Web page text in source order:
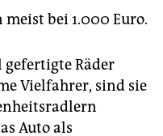
bei 1.000 Euro.
Räder
Vielfahrer, sind sie
Auto als